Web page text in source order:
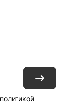
политикой